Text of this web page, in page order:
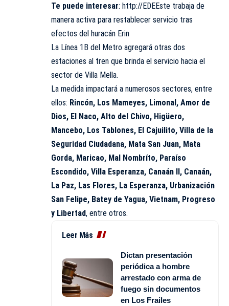
Te puede interesar: http://EDEEste trabaja de
manera activa para restablecer servicio tras
efectos del huracán Erin
La Línea 1B del Metro agregará otras dos
estaciones al tren que brinda el servicio hacia el
sector de Villa Mella.
La medida impactará a numerosos sectores, entre
ellos: Rincón, Los Mameyes, Limonal, Amor de
Dios, El Naco, Alto del Chivo, Higüero,
Mancebo, Los Tablones, El Cajuilito, Villa de la
Seguridad Ciudadana, Mata San Juan, Mata
Gorda, Maricao, Mal Nombríto, Paraíso
Escondido, Villa Esperanza, Canaán II, Canaán,
La Paz, Las Flores, La Esperanza, Urbanización
San Felipe, Batey de Yagua, Vietnam, Progreso
y Libertad, entre otros.
Leer Más
Dictan presentación
periódica a hombre
arrestado con arma de
fuego sin documentos
en Los Frailes